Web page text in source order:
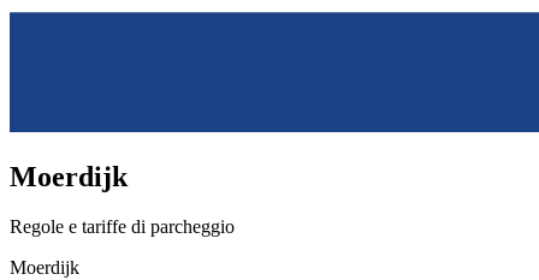
Moerdijk
Regole e tariffe di parcheggio
Moerdijk